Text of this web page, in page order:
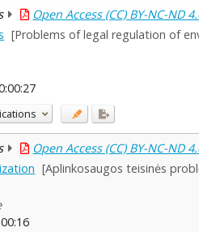
Open Access (CC) BY-NC-ND
[Problems of legal regulation of
Open Access (CC) BY-NC-ND
[Aplinkosaugos teisinės